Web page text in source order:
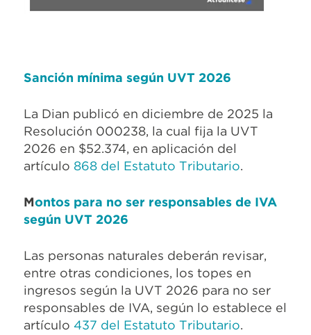
Sanción mínima según UVT 2026
La Dian publicó en diciembre de 2025 la
Resolución 000238, la cual fija la UVT
2026 en $52.374, en aplicación del
artículo 868 del Estatuto Tributario.
Montos para no ser responsables de IVA
según UVT 2026
Las personas naturales deberán revisar,
entre otras condiciones, los topes en
ingresos según la UVT 2026 para no ser
responsables de IVA, según lo establece el
artículo 437 del Estatuto Tributario.